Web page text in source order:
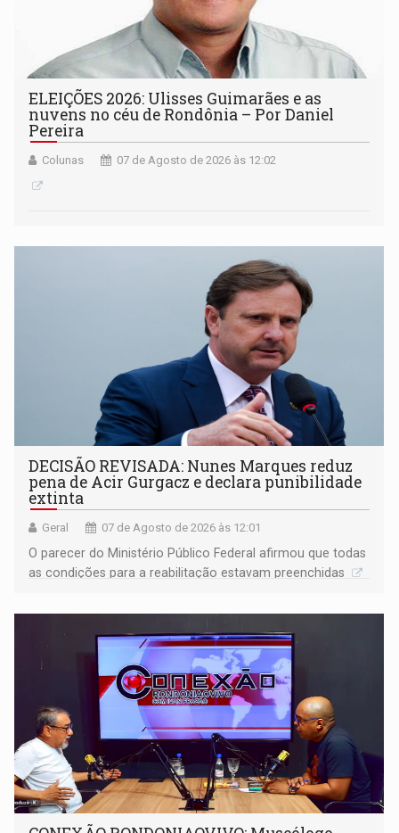
ELEIÇÕES 2026: Ulisses Guimarães e as
nuvens no céu de Rondônia – Por Daniel
Pereira
Colunas 07 de Agosto de 2026 às 12:02
DECISÃO REVISADA: Nunes Marques reduz
pena de Acir Gurgacz e declara punibilidade
extinta
Geral 07 de Agosto de 2026 às 12:01
O parecer do Ministério Público Federal afirmou que todas
as condições para a reabilitação estavam preenchidas